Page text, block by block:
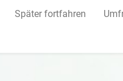
Später fortfahren